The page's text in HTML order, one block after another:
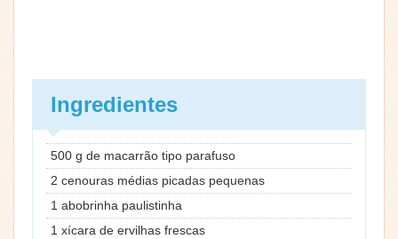
Ingredientes
500 g de macarrão tipo parafuso
2 cenouras médias picadas pequenas
1 abobrinha paulistinha
1 xícara de ervilhas frescas